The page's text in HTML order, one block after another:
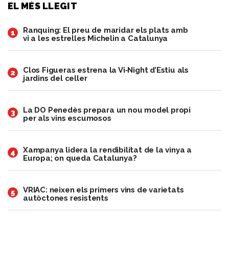
EL MÉS LLEGIT
1
Ranquing: El preu de maridar els plats amb
vi a les estrelles Michelin a Catalunya
2
Clos Figueras estrena la Vi‑Night d’Estiu als
jardins del celler
3
​La DO Penedès prepara un nou model propi
per als vins escumosos
4
Xampanya lidera la rendibilitat de la vinya a
Europa; on queda Catalunya?
5
VRIAC: neixen els primers vins de varietats
autòctones resistents